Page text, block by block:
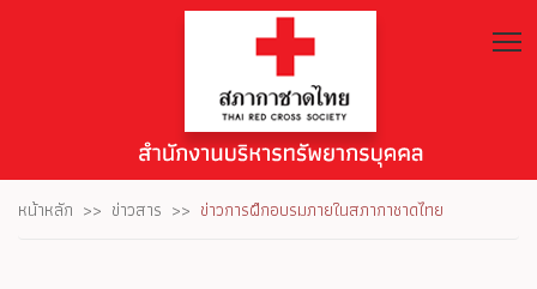
หน้าหลัก ข่าวสาร ข่าวการฝึกอบรมภายในสภากาชาดไทย